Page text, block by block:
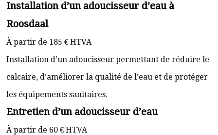
Installation d’un adoucisseur d’eau à
Roosdaal
À partir de 185 € HTVA
Installation d’un adoucisseur permettant de réduire le
calcaire, d’améliorer la qualité de l’eau et de protéger
les équipements sanitaires.
Entretien d’un adoucisseur d’eau
À partir de 60 € HTVA